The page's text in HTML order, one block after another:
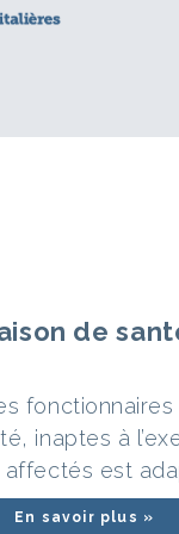
de
inaptes à
est
En savoir plus »